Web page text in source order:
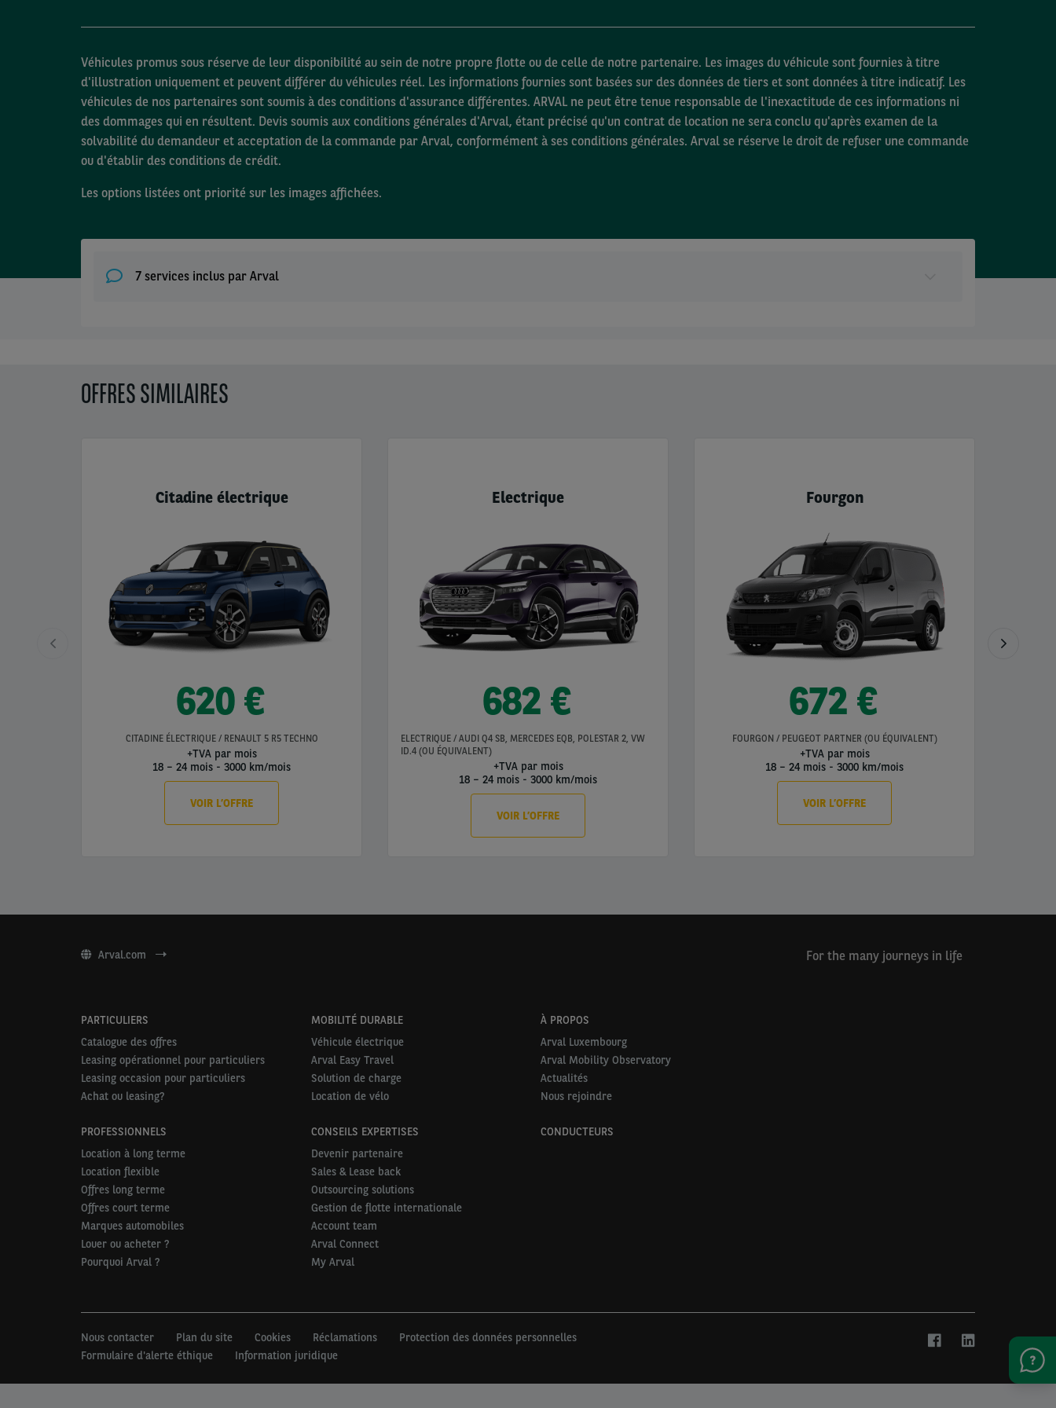
Véhicules promus sous réserve de leur disponibilité au sein de notre propre flotte ou de celle de notre partenaire. Les images du véhicule sont fournies à titre
d'illustration uniquement et peuvent différer du véhicules réel. Les informations fournies sont basées sur des données de tiers et sont données à titre indicatif. Les
véhicules de nos partenaires sont soumis à des conditions d'assurance différentes. ARVAL ne peut être tenue responsable de l'inexactitude de ces informations ni
des dommages qui en résultent. Devis soumis aux conditions générales d'Arval, étant précisé qu'un contrat de location ne sera conclu qu'après examen de la
solvabilité du demandeur et acceptation de la commande par Arval, conformément à ses conditions générales. Arval se réserve le droit de refuser une commande
ou d'établir des conditions de crédit.
Les options listées ont priorité sur les images affichées.
7 services inclus par Arval
OFFRES SIMILAIRES
Citadine électrique
620 €
CITADINE ÉLECTRIQUE / RENAULT 5 R5 TECHNO
+TVA par mois
18 – 24 mois - 3000 km/mois
VOIR L’OFFRE
Electrique
682 €
ELECTRIQUE / AUDI Q4 SB, MERCEDES EQB, POLESTAR 2, VW
ID.4 (OU ÉQUIVALENT)
+TVA par mois
18 – 24 mois - 3000 km/mois
VOIR L’OFFRE
Fourgon
672 €
FOURGON / PEUGEOT PARTNER (OU ÉQUIVALENT)
+TVA par mois
18 – 24 mois - 3000 km/mois
VOIR L’OFFRE
Arval.com For the many journeys in life
PARTICULIERS
Catalogue des offres
Leasing opérationnel pour particuliers
Leasing occasion pour particuliers
Achat ou leasing?
PROFESSIONNELS
Location à long terme
Location flexible
Offres long terme
Offres court terme
Marques automobiles
Louer ou acheter ?
Pourquoi Arval ?
MOBILITÉ DURABLE
Véhicule électrique
Arval Easy Travel
Solution de charge
Location de vélo
CONSEILS EXPERTISES
Devenir partenaire
Sales & Lease back
Outsourcing solutions
Gestion de flotte internationale
Account team
Arval Connect
My Arval
À PROPOS
Arval Luxembourg
Arval Mobility Observatory
Actualités
Nous rejoindre
CONDUCTEURS
Nous contacter Plan du site Cookies Réclamations
Protection des données personnelles
Formulaire d'alerte éthique
Information juridique